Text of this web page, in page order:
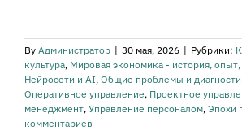
By Администратор | 30 мая, 2026 | Рубрики:
культура, Мировая экономика - история,
Нейросети и AI, Общие проблемы и
Оперативное управление, Проектное
менеджмент, Управление персоналом, Эпохи
комментариев